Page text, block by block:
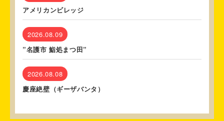
アメリカンビレッジ
2026.08.09
”名護市 鮨処まつ田”
2026.08.08
慶座絶壁（ギーザバンタ）